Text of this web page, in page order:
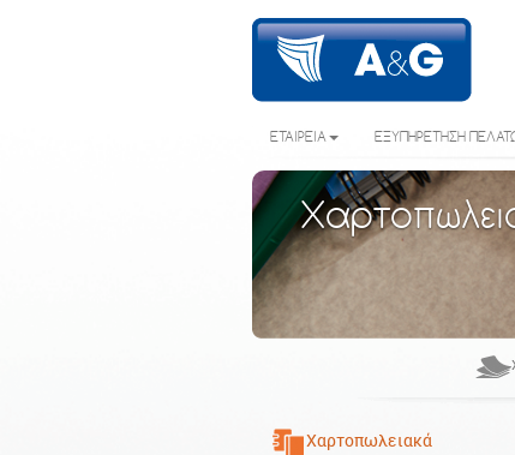
ΕΤΑΙΡΕΙΑ ΕΞΥΠΗΡΕΤΗΣΗ
Χαρτοπωλειακά